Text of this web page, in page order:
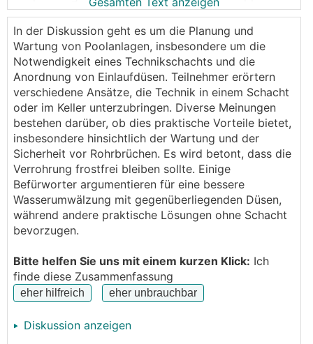
Sitzbereich für unseren Neubau und wollen diesen
direkt mit umsetzen.
Technik kommt in die Garage (im Kelller durch
Hanglage), und ist tiefer als das Poolniveau.
Ein Gulli soll für zuätzliche Sicherheit sorgen wenn
mal was undicht wird.
Wir waren jetzt bei mehreren Poolbauern, und haben
unterschiedliche Empfehlungen bekommen.
Poolbauer 1:
Pool komplett geschalt, 6 Düsen, 2 Skimmer -->kein
Schacht, Rohre werden direkt auf der Pool
Bodenplatte verlegt und dann zur Technik in die
Garage/Keller geführt. Er hält einen zusätzlichen
Schacht für unnötig.
2mm Akorplan Touch Poolfolie, Salzanlage
wäre mein Favorit
Poolbauer 2:
Pool aus Neptun Plus Styroporsteinen (soll laut
seiner Aussage 2-3° mehr Temperatur bringen -
glaube ich ihm nicht)
In der Diskussion geht es um die Planung und
Wartung von Poolanlagen, insbesondere um die
Notwendigkeit eines Technikschachts und die
Anordnung von Einlaufdüsen. Teilnehmer erörtern
verschiedene Ansätze, die Technik in einem Schacht
oder im Keller unterzubringen. Diverse Meinungen
bestehen darüber, ob dies praktische Vorteile bietet,
insbesondere hinsichtlich der Wartung und der
Sicherheit vor Rohrbrüchen. Es wird betont, dass die
Verrohrung frostfrei bleiben sollte. Einige
Befürworter argumentieren für eine bessere
Wasserumwälzung mit gegenüberliegenden Düsen,
während andere praktische Lösungen ohne Schacht
bevorzugen.
Bitte helfen Sie uns mit einem kurzen Klick: Ich
finde diese Zusammenfassung
Diskussion anzeigen